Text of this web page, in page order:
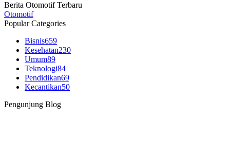
Berita Otomotif Terbaru
Otomotif
Popular Categories
Bisnis659
Kesehatan230
Umum89
Teknologi84
Pendidikan69
Kecantikan50
Pengunjung Blog